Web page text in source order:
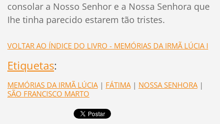
consolar a Nosso Senhor e a Nossa Senhora que
Ihe tinha parecido estarem tão tristes.
VOLTAR AO ÍNDICE DO LIVRO - MEMÓRIAS DA IRMÃ LÚCIA I
Etiquetas:
MEMÓRIAS DA IRMÃ LÚCIA | FÁTIMA | NOSSA SENHORA |
SÃO FRANCISCO MARTO